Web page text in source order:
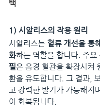
택
1) 시알리스의 작용 원리
시알리스는 혈류 개선을 통
화하는 역할을 합니다. 주요
필은 음경 혈관을 확장시켜
환을 유도합니다. 그 결과,
고 강력한 발기가 가능해지
이 회복됩니다.